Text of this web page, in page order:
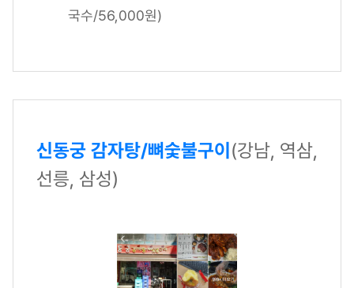
국수/56,000원)
신동궁 감자탕/뼈숯불구이 (강남, 역삼,
선릉, 삼성)